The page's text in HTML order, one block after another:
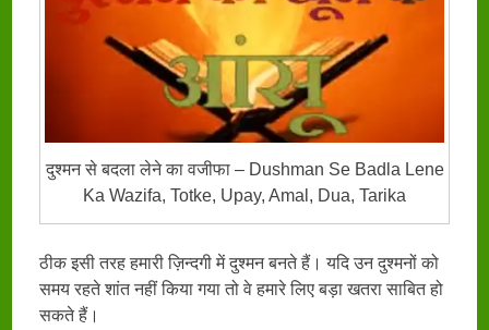
दुश्मन से बदला लेने का वजीफा – Dushman Se Badla Lene
Ka Wazifa, Totke, Upay, Amal, Dua, Tarika
ठीक इसी तरह हमारी ज़िन्दगी में दुश्मन बनते हैं। यदि उन दुश्मनों को
समय रहते शांत नहीं किया गया तो वे हमारे लिए बड़ा खतरा साबित हो
सकते हैं।